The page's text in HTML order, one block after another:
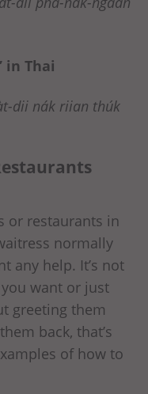
in Thai
dii nák riian thúk
or restaurants in
normally
any help. It’s not
want or just
greeting them
back, that’s
of how to